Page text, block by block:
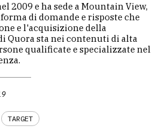
2009 e ha sede a Mountain View,
di domande e risposte che
e l'acquisizione della
Quora sta nei contenuti di alta
qualificate e specializzate nel
TARGET